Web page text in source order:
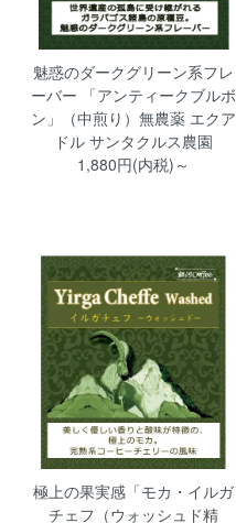
魅惑のダークグリーン系フレ
ーバー 「アンティークブルボ
ン」（中煎り）無農薬 エクア
ドル サンタクルス農園
1,880円(内税)～
極上の果実感「モカ・イルガ
チェフ（ウォッシュド精